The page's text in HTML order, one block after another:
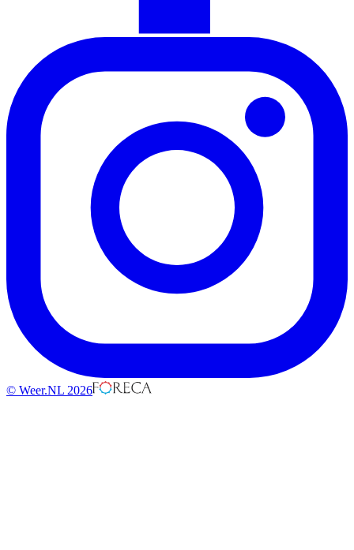
© Weer.NL 2026